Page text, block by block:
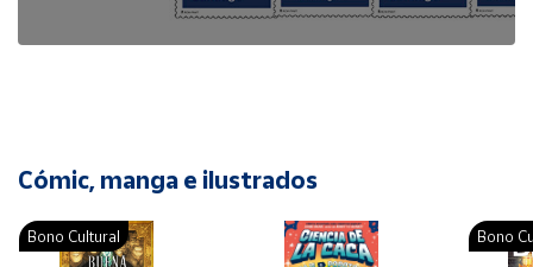
Cómic, manga e ilustrados
Bono Cultural Bono